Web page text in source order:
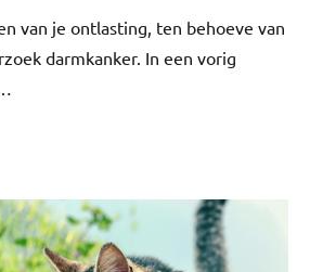
van je ontlasting, ten behoeve van
darmkanker. In een vorig